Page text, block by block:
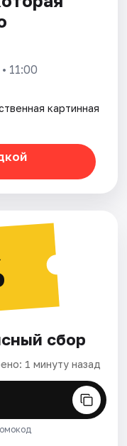
11:00
картинная
сбор
1 минуту назад